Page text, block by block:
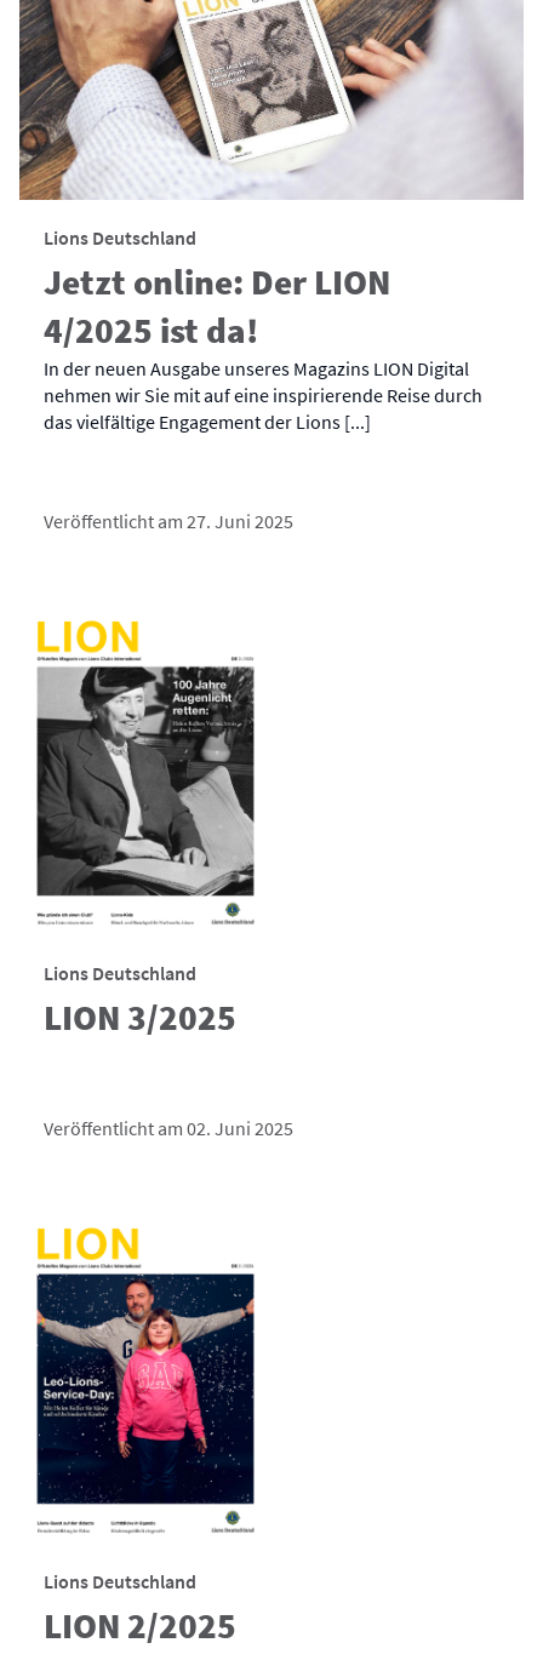
Lions Deutschland
Jetzt online: Der LION
4/2025 ist da!
In der neuen Ausgabe unseres Magazins LION Digital
nehmen wir Sie mit auf eine inspirierende Reise durch
das vielfältige Engagement der Lions [...]
Veröffentlicht am 27. Juni 2025
Lions Deutschland
LION 3/2025
Veröffentlicht am 02. Juni 2025
Lions Deutschland
LION 2/2025